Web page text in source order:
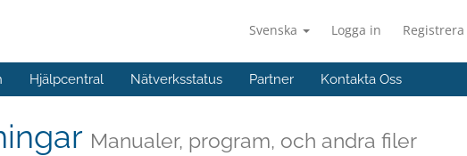
Svenska Logga in Registrera
Hjälpcentral Nätverksstatus Partner Kontakta Oss
Manualer, program, och andra filer